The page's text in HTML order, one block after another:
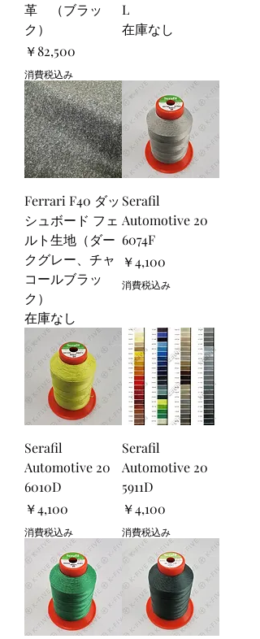
革 （ブラッ
ク）
価格
￥82,500
消費税込み
L
在庫なし
Ferrari F40 ダッ
シュボード フェ
ルト生地（ダー
クグレー、チャ
コールブラッ
ク）
在庫なし
Serafil
Automotive 20
6074F
価格
￥4,100
消費税込み
Serafil
Automotive 20
6010D
価格
￥4,100
消費税込み
Serafil
Automotive 20
5911D
価格
￥4,100
消費税込み